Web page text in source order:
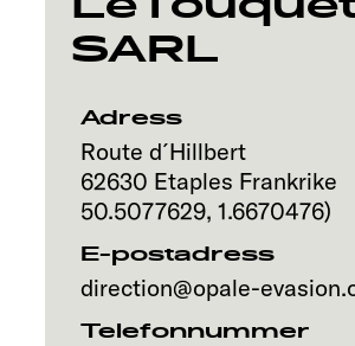
SARL
Adress
Route d´Hillbert
62630 Etaples Frankrike
50.5077629, 1.6670476)
E-postadress
direction@opale-
Telefonnummer